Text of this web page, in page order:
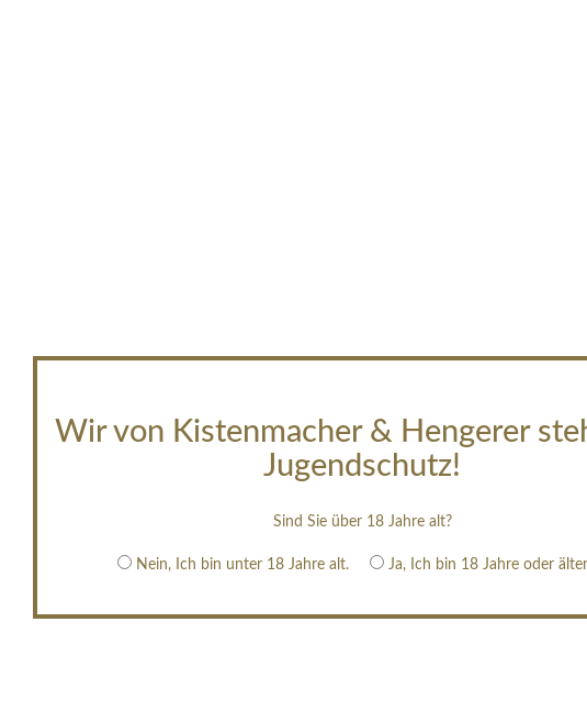
Wir von Kistenmacher & Hengerer
Jugendschutz!
Sind Sie über 18 Jahre alt?
Nein, Ich bin unter 18 Jahre alt. Ja, Ich bin 18 Jahre oder